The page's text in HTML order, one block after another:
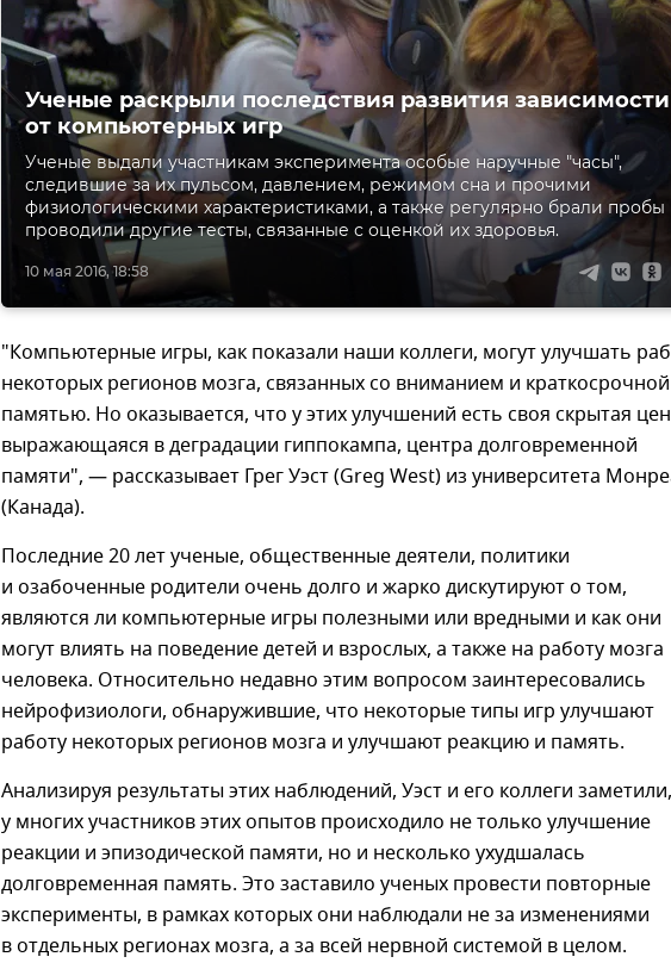
10 мая 2016, 18:58
Ученые раскрыли последствия развития зависимости
от компьютерных игр
Ученые выдали участникам эксперимента особые наручные "часы",
следившие за их пульсом, давлением, режимом сна и прочими
физиологическими характеристиками, а также регулярно брали пробы
проводили другие тесты, связанные с оценкой их здоровья.
"Компьютерные игры, как показали наши коллеги, могут улучшать
некоторых регионов мозга, связанных со вниманием и краткосрочной
памятью. Но оказывается, что у этих улучшений есть своя скрытая
выражающаяся в деградации гиппокампа, центра долговременной
памяти", — рассказывает Грег Уэст (Greg West) из университета
(Канада).
Последние 20 лет ученые, общественные деятели, политики
и озабоченные родители очень долго и жарко дискутируют о том,
являются ли компьютерные игры полезными или вредными и как они
могут влиять на поведение детей и взрослых, а также на работу мозга
человека. Относительно недавно этим вопросом заинтересовались
нейрофизиологи, обнаружившие, что некоторые типы игр улучшают
работу некоторых регионов мозга и улучшают реакцию и память.
Анализируя результаты этих наблюдений, Уэст и его коллеги
у многих участников этих опытов происходило не только улучшение
реакции и эпизодической памяти, но и несколько ухудшалась
долговременная память. Это заставило ученых провести повторные
эксперименты, в рамках которых они наблюдали не за изменениями
в отдельных регионах мозга, а за всей нервной системой в целом.